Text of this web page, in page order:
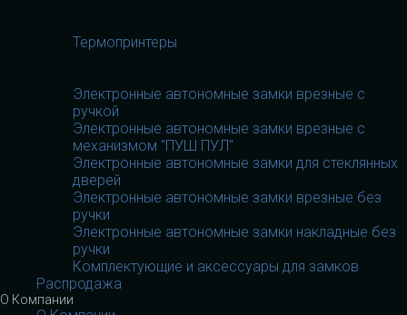
Термопринтеры
Электронные автономные замки врезные с
ручкой
Электронные автономные замки врезные с
механизмом "ПУШ ПУЛ"
Электронные автономные замки для стеклянных
дверей
Электронные автономные замки врезные без
ручки
Электронные автономные замки накладные без
ручки
Комплектующие и аксессуары для замков
Распродажа
О Компании